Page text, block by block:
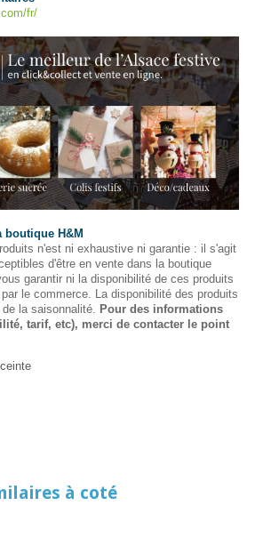
fr/
H&M
n'est ni exhaustive ni garantie : il s'agit
d'être en vente dans la boutique
garantir ni la disponibilité de ces produits
le commerce. La disponibilité des produits
la saisonnalité. Pour des informations
tarif, etc), merci de contacter le point
à coté